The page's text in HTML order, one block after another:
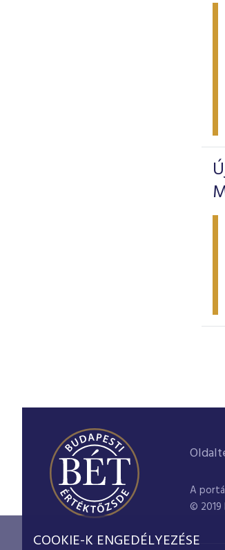
A
© 2019
COOKIE-K ENGEDÉLYEZÉSE